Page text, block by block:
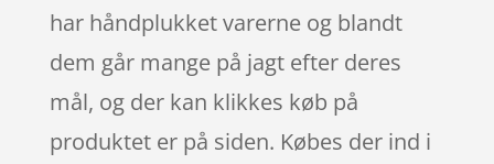
har håndplukket varerne og blandt
dem går mange på jagt efter deres
mål, og der kan klikkes køb på
produktet er på siden. Købes der ind i